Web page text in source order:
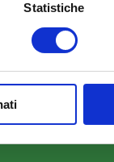
Statistiche
COME ADERIRE
di adesione
e Portabilità